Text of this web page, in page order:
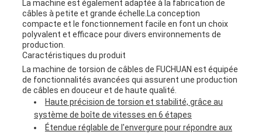
La machine est également adaptée à la fabrication de
câbles à petite et grande échelle.La conception
compacte et le fonctionnement facile en font un choix
polyvalent et efficace pour divers environnements de
production.
Caractéristiques du produit
La machine de torsion de câbles de FUCHUAN est équipée
de fonctionnalités avancées qui assurent une production
de câbles en douceur et de haute qualité.
Haute précision de torsion et stabilité, grâce au
système de boîte de vitesses en 6 étapes
Étendue réglable de l'envergure pour répondre aux